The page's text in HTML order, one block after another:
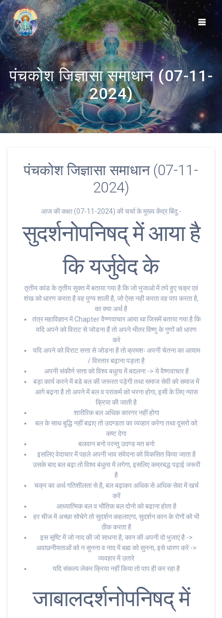
Skip
to
content
पंचकोश जिज्ञासा समाधान (07-11-
2024)
पंचकोश जिज्ञासा समाधान (07-11-
2024)
आज की कक्षा (07-11-2024) की चर्चा के मुख्य केंद्र बिंदु:-
सुदर्शनोपनिषद् में आया है
कि यर्जुवेद के
तृतीय कांड के तृतीय सुक्त में बताया गया है कि जो भुजाओ में तपे हुए चक्र एवं
शंख को धारण करता है वह पुण्य शाली है, जो ऐसा नही करता वह पाप करता है,
का क्या अर्थ है
तंत्र महाविज्ञान में Chapter वैण्णवाचार आया था जिसमें बताया गया है कि
यदि अपने को विराट से जोडना हैं तो अपने भीतर विष्णु के गुणों को धारण
करे
यदि अपने को विराट सत्ता से जोडना है तो क्रमशः अपनी चेतना का आयाम
/ विस्तार बढ़ाना पड़ता है
अपनी संकीर्ण सत्ता को विश्व बधुत्व में बदलना -> ये वैष्णवाचार है
बड़ा कार्य करने में बडे बल की जरूरत पड़ेगी तथा समाज सेवी को समाज में
आगे बढ़ना है तो अपने में बल व पराकर्म को भरना होगा, इसी के लिए न्यास
क्रिया की जाती है
शारीरिक बल अधिक कारगर नहीं होगा
बल के साथ बुद्धि नहीं बढाए तो उदण्डता का व्यव्हार करेगा तथा दूसरो को
कष्ट देगा
बलवान बनो परन्तु उदण्ड मत बनो
इसलिए वेदाचार में पहले अपनी भाव संवेदना को विकसित किया जाता है
उसके बाद बल बढ़ा तो विश्व बंधुत्व में लगेगा, इसलिए कम्रबद्ध पढ़ाई जरूरी
है
चक्र का अर्थ गतिशीलता से है, बल बढ़ाकर अधिक से अधिक सेवा में खर्च
करें
आध्यात्मिक बल व भौतिक बल दोनो को बढाना होता है
हर चीज में अच्छा सोचेगे तो सुदर्शन कहलाएगा, सुदर्शन कान के रोगों को भी
ठीक करता है
इस सृष्टि में जो नाद की जो साधना है, कान की अपनी दो भुजाएं है ->
अवाछनीयताओं को न सुनना व नाद में बह्म को सुनना, इसे धारण करे ->
व्यवहार में उतारे
यदि संकल्प लेकर क्रिया नहीं किया तो पाप ही कर रहा है
जाबालदर्शनोपनिषद् में